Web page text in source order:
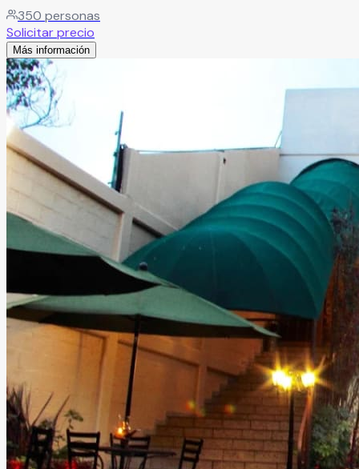
primer nivel.Leer más
350 personas
Solicitar precio
Más información